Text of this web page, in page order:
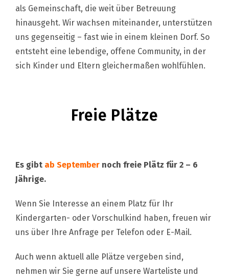
als Gemeinschaft, die weit über Betreuung
hinausgeht. Wir wachsen miteinander, unterstützen
uns gegenseitig – fast wie in einem kleinen Dorf. So
entsteht eine lebendige, offene Community, in der
sich Kinder und Eltern gleichermaßen wohlfühlen.
Freie Plätze
Es gibt ab September noch freie Plätz für 2 – 6
Jährige.
Wenn Sie Interesse an einem Platz für Ihr
Kindergarten- oder Vorschulkind haben, freuen wir
uns über Ihre Anfrage per Telefon oder E-Mail.
Auch wenn aktuell alle Plätze vergeben sind,
nehmen wir Sie gerne auf unsere Warteliste und